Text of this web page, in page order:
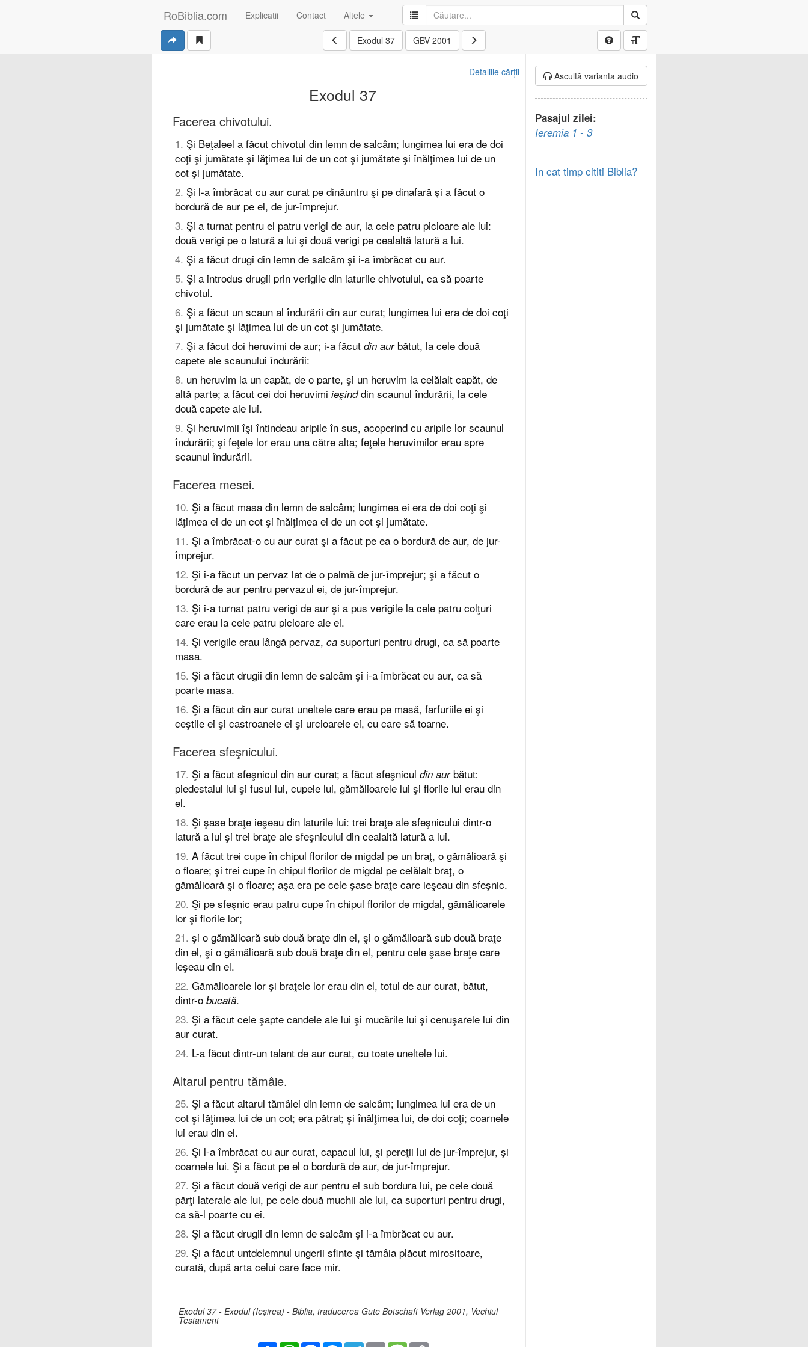
RoBiblia.com Explicatii Contact Altele
Exodul 37 GBV 2001
Detaliile cărții
Exodul 37
Facerea chivotului.
1. Şi Beţaleel a făcut chivotul din lemn de salcâm; lungimea lui era de doi
coţi şi jumătate şi lăţimea lui de un cot şi jumătate şi înălţimea lui de un
cot şi jumătate.
2. Şi l-a îmbrăcat cu aur curat pe dinăuntru şi pe dinafară şi a făcut o
bordură de aur pe el, de jur-împrejur.
3. Şi a turnat pentru el patru verigi de aur, la cele patru picioare ale lui:
două verigi pe o latură a lui şi două verigi pe cealaltă latură a lui.
4. Şi a făcut drugi din lemn de salcâm şi i-a îmbrăcat cu aur.
5. Şi a introdus drugii prin verigile din laturile chivotului, ca să poarte
chivotul.
6. Şi a făcut un scaun al îndurării din aur curat; lungimea lui era de doi coţi
şi jumătate şi lăţimea lui de un cot şi jumătate.
7. Şi a făcut doi heruvimi de aur; i-a făcut din aurbătut, la cele două
capete ale scaunului îndurării:
8. un heruvim la un capăt, de o parte, şi un heruvim la celălalt capăt, de
altă parte; a făcut cei doi heruvimi ieşinddin scaunul îndurării, la cele
două capete ale lui.
9. Şi heruvimii îşi întindeau aripile în sus, acoperind cu aripile lor scaunul
îndurării; şi feţele lor erau una către alta; feţele heruvimilor erau spre
scaunul îndurării.
Facerea mesei.
10. Şi a făcut masa din lemn de salcâm; lungimea ei era de doi coţi şi
lăţimea ei de un cot şi înălţimea ei de un cot şi jumătate.
11. Şi a îmbrăcat-o cu aur curat şi a făcut pe ea o bordură de aur, de jur-
împrejur.
12. Şi i-a făcut un pervaz lat de o palmă de jur-împrejur; şi a făcut o
bordură de aur pentru pervazul ei, de jur-împrejur.
13. Şi i-a turnat patru verigi de aur şi a pus verigile la cele patru colţuri
care erau la cele patru picioare ale ei.
14. Şi verigile erau lângă pervaz, ca suporturi pentru drugi, ca să poarte
masa.
15. Şi a făcut drugii din lemn de salcâm şi i-a îmbrăcat cu aur, ca să
poarte masa.
16. Şi a făcut din aur curat uneltele care erau pe masă, farfuriile ei şi
ceştile ei şi castroanele ei şi urcioarele ei, cu care să toarne.
Facerea sfeşnicului.
17. Şi a făcut sfeşnicul din aur curat; a făcut sfeşnicul din aurbătut:
piedestalul lui şi fusul lui, cupele lui, gămălioarele lui şi florile lui erau din
el.
18. Şi şase braţe ieşeau din laturile lui: trei braţe ale sfeşnicului dintr-o
latură a lui şi trei braţe ale sfeşnicului din cealaltă latură a lui.
19. A făcut trei cupe în chipul florilor de migdal pe un braţ, o gămălioară şi
o floare; şi trei cupe în chipul florilor de migdal pe celălalt braţ, o
gămălioară şi o floare; aşa era pe cele şase braţe care ieşeau din sfeşnic.
20. Şi pe sfeşnic erau patru cupe în chipul florilor de migdal, gămălioarele
lor şi florile lor;
21. şi o gămălioară sub două braţe din el, şi o gămălioară sub două braţe
din el, şi o gămălioară sub două braţe din el, pentru cele şase braţe care
ieşeau din el.
22. Gămălioarele lor şi braţele lor erau din el, totul de aur curat, bătut,
dintr-o bucată.
23. Şi a făcut cele şapte candele ale lui şi mucările lui şi cenuşarele lui din
aur curat.
24. L-a făcut dintr-un talant de aur curat, cu toate uneltele lui.
Altarul pentru tămâie.
25. Şi a făcut altarul tămâiei din lemn de salcâm; lungimea lui era de un
cot şi lăţimea lui de un cot; era pătrat; şi înălţimea lui, de doi coţi; coarnele
lui erau din el.
26. Şi l-a îmbrăcat cu aur curat, capacul lui, şi pereţii lui de jur-împrejur, şi
coarnele lui. Şi a făcut pe el o bordură de aur, de jur-împrejur.
27. Şi a făcut două verigi de aur pentru el sub bordura lui, pe cele două
părţi laterale ale lui, pe cele două muchii ale lui, ca suporturi pentru drugi,
ca să-l poarte cu ei.
28. Şi a făcut drugii din lemn de salcâm şi i-a îmbrăcat cu aur.
29. Şi a făcut untdelemnul ungerii sfinte şi tămâia plăcut mirositoare,
curată, după arta celui care face mir.
--
Exodul 37 - Exodul (Ieşirea) - Biblia, traducerea Gute Botschaft Verlag 2001, Vechiul
Testament
Ascultă varianta audio
Pasajul zilei:
Ieremia 1 - 3
In cat timp cititi Biblia?